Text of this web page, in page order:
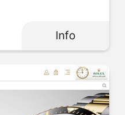
Info